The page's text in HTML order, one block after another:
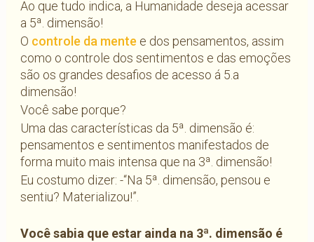
Ao que tudo indica, a Humanidade deseja acessar
a 5ª. dimensão!
O controle da mente e dos pensamentos, assim
como o controle dos sentimentos e das emoções
são os grandes desafios de acesso á 5.a
dimensão!
Você sabe porque?
Uma das características da 5ª. dimensão é:
pensamentos e sentimentos manifestados de
forma muito mais intensa que na 3ª. dimensão!
Eu costumo dizer: -“Na 5ª. dimensão, pensou e
sentiu? Materializou!”.
Você sabia que estar ainda na 3ª. dimensão é